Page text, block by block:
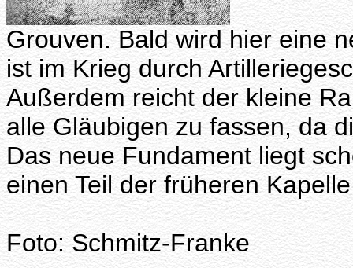
Grouven. Bald wird hier eine
ist im Krieg durch
Außerdem reicht der kleine
alle Gläubigen zu fassen, da
Das neue Fundament liegt
einen Teil der früheren
Foto: Schmitz-Franke